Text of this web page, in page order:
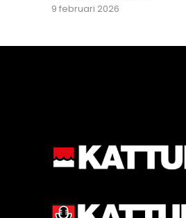
9 februari 2026